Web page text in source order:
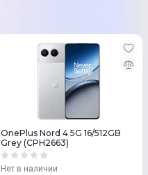
OnePlus Nord 4 5G 16/512GB
Grey (CPH2663)
Нет в наличии